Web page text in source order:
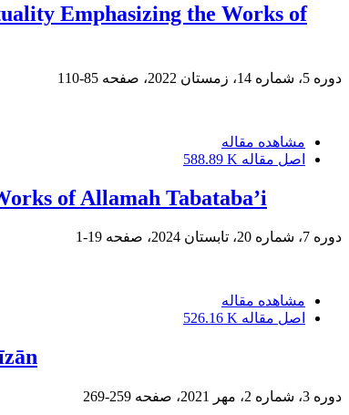
Emphasizing the Works of
دوره 5، شماره 14، زمستان 2022، صفحه 85-110
مشاهده مقاله
اصل مقاله 588.89 K
of Allamah Tabataba’i
دوره 7، شماره 20، تابستان 2024، صفحه 19-1
مشاهده مقاله
اصل مقاله 526.16 K
دوره 3، شماره 2، مهر 2021، صفحه 259-269